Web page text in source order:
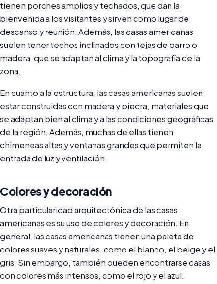
tienen porches amplios y techados, que dan la
bienvenida a los visitantes y sirven como lugar de
descanso y reunión. Además, las casas americanas
suelen tener techos inclinados con tejas de barro o
madera, que se adaptan al clima y la topografía de la
zona.
En cuanto a la estructura, las casas americanas suelen
estar construidas con madera y piedra, materiales que
se adaptan bien al clima y a las condiciones geográficas
de la región. Además, muchas de ellas tienen
chimeneas altas y ventanas grandes que permiten la
entrada de luz y ventilación.
Colores y decoración
Otra particularidad arquitectónica de las casas
americanas es su uso de colores y decoración. En
general, las casas americanas tienen una paleta de
colores suaves y naturales, como el blanco, el beige y el
gris. Sin embargo, también pueden encontrarse casas
con colores más intensos, como el rojo y el azul.